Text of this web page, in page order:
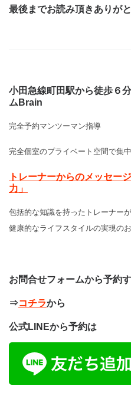
最後までお読み頂きありが
小田急線町田駅から徒歩６
ムBrain
完全予約マンツーマン指導
完全個室のプライベート空間で集
トレーナーからのメッセー
力」
包括的な知識を持ったトレーナー
健康的なライフスタイルの実現の
お問合せフォームから予約
⇒コチラから
公式LINEから予約は